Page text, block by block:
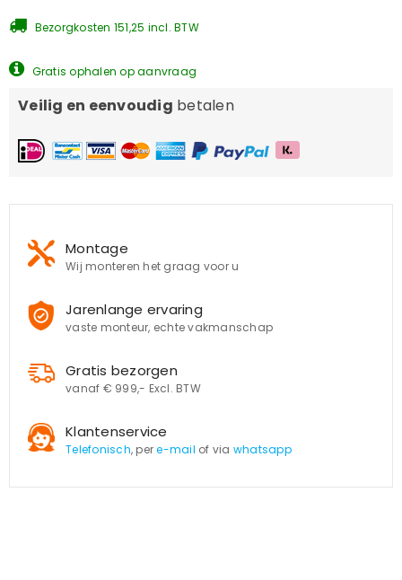
Bezorgkosten 151,25 incl. BTW
Gratis ophalen op aanvraag
Veilig en eenvoudig betalen
Montage
Wij monteren het graag voor u
Jarenlange ervaring
vaste monteur, echte vakmanschap
Gratis bezorgen
vanaf € 999,- Excl. BTW
Klantenservice
Telefonisch, pere-mail of via whatsapp